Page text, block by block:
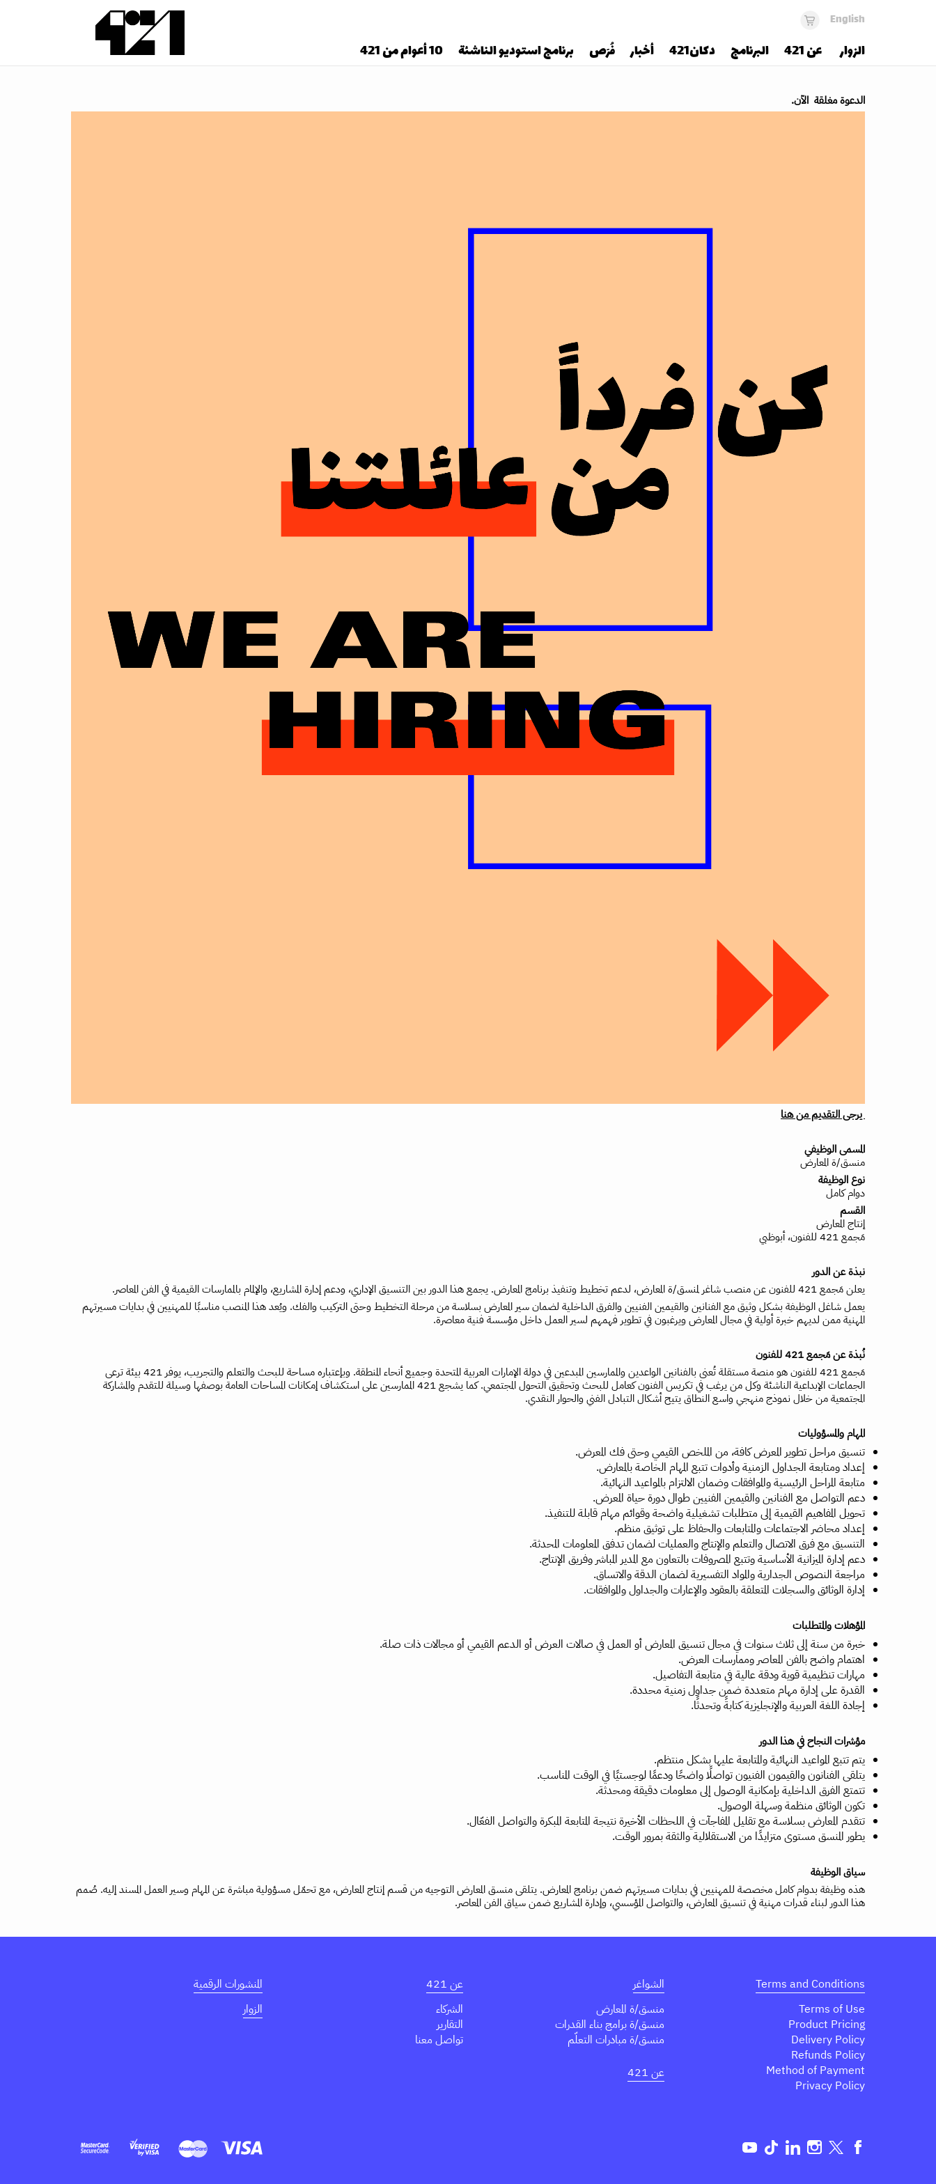
الدعوة مغلقة الآن.
يرجى التقديم من هنا
المسمى الوظيفي
منسق/ة المعارض
نوع الوظيفة
دوام كامل
القسم
إنتاج المعارض
مَجمع 421 للفنون، أبوظبي
نبذة عن الدور
يعلن مَجمع 421 للفنون عن منصب شاغر لمنسق/ة المعارض، لدعم تخطيط وتنفيذ برنامج المعارض. يجمع هذا الدور بين التنسيق الإداري، ودعم إدارة المشاريع، والإلمام بالممارسات القيمية في الفن المعاصر.
يعمل شاغل الوظيفة بشكل وثيق مع الفنانين والقيمين الفنيين والفرق الداخلية لضمان سير المعارض بسلاسة من مرحلة التخطيط وحتى التركيب والفك. ويُعد هذا المنصب مناسبًا للمهنيين في بدايات مسيرتهم
المهنية ممن لديهم خبرة أولية في مجال المعارض ويرغبون في تطوير فهمهم لسير العمل داخل مؤسسة فنية معاصرة.
نُبذة عن مَجمع 421 للفنون
مَجمع 421 للفنون هو منصة مستقلة تُعنى بالفنانين الواعدين والممارسين المبدعين في دولة الإمارات العربية المتحدة وجميع أنحاء المنطقة. وبإعتباره مساحة للبحث والتعلم والتجريب، يوفر 421 بيئة ترعى
الجماعات الإبداعية الناشئة وكل من يرغب في تكريس الفنون كعامل للبحث وتحقيق التحول المجتمعي. كما يشجع 421 الممارسين على استكشاف إمكانات المساحات العامة بوصفها وسيلة للتقدم والمشاركة
المجتمعية من خلال نموذج منهجي واسع النطاق يتيح أشكال التبادل الفني والحوار النقدي.
المهام والمسؤوليات
تنسيق مراحل تطوير المعرض كافة، من الملخص القيمي وحتى فك المعرض.
إعداد ومتابعة الجداول الزمنية وأدوات تتبع المهام الخاصة بالمعارض.
متابعة المراحل الرئيسية والموافقات وضمان الالتزام بالمواعيد النهائية.
دعم التواصل مع الفنانين والقيمين الفنيين طوال دورة حياة المعرض.
تحويل المفاهيم القيمية إلى متطلبات تشغيلية واضحة وقوائم مهام قابلة للتنفيذ.
إعداد محاضر الاجتماعات والمتابعات والحفاظ على توثيق منظم.
التنسيق مع فرق الاتصال والتعلم والإنتاج والعمليات لضمان تدفق المعلومات المحدثة.
دعم إدارة الميزانية الأساسية وتتبع المصروفات بالتعاون مع المدير المباشر وفريق الإنتاج.
مراجعة النصوص الجدارية والمواد التفسيرية لضمان الدقة والاتساق.
إدارة الوثائق والسجلات المتعلقة بالعقود والإعارات والجداول والموافقات.
المؤهلات والمتطلبات
خبرة من سنة إلى ثلاث سنوات في مجال تنسيق المعارض أو العمل في صالات العرض أو الدعم القيمي أو مجالات ذات صلة.
اهتمام واضح بالفن المعاصر وممارسات العرض.
مهارات تنظيمية قوية ودقة عالية في متابعة التفاصيل.
القدرة على إدارة مهام متعددة ضمن جداول زمنية محددة.
إجادة اللغة العربية والإنجليزية كتابةً وتحدثًا.
مؤشرات النجاح في هذا الدور
يتم تتبع المواعيد النهائية والمتابعة عليها بشكل منتظم.
يتلقى الفنانون والقيمون الفنيون تواصلًا واضحًا ودعمًا لوجستيًا في الوقت المناسب.
تتمتع الفرق الداخلية بإمكانية الوصول إلى معلومات دقيقة ومحدثة.
تكون الوثائق منظمة وسهلة الوصول.
تتقدم المعارض بسلاسة مع تقليل المفاجآت في اللحظات الأخيرة نتيجة المتابعة المبكرة والتواصل الفعّال.
يطور المنسق مستوى متزايدًا من الاستقلالية والثقة بمرور الوقت.
سياق الوظيفة
هذه وظيفة بدوام كامل مخصصة للمهنيين في بدايات مسيرتهم ضمن برنامج المعارض. يتلقى منسق المعارض التوجيه من قسم إنتاج المعارض، مع تحمّل مسؤولية مباشرة عن المهام وسير العمل المسند إليه. صُمم
هذا الدور لبناء قدرات مهنية في تنسيق المعارض، والتواصل المؤسسي، وإدارة المشاريع ضمن سياق الفن المعاصر.
Terms and Conditions
Terms of Use
Product Pricing
Delivery Policy
Refunds Policy
Method of Payment
Privacy Policy
الشواغر
منسق/ة المعارض
منسق/ة برامج بناء القدرات
منسق/ة مبادرات التعلّم
عن 421
عن 421
الشركاء
التقارير
تواصل معنا
المنشورات الرقمية
الزوار
English
الزوار عن 421 البرنامج دكان421 أخبار فُرَص برنامج استوديو الناشئة 10 أعوام من 421